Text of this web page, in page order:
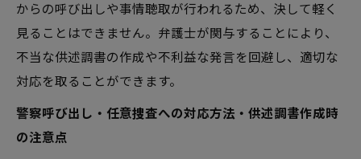
からの呼び出しや事情聴取が行われるため、決して軽く
見ることはできません。弁護士が関与することにより、
不当な供述調書の作成や不利益な発言を回避し、適切な
対応を取ることができます。
警察呼び出し・任意捜査への対応方法・供述調書作成時
の注意点